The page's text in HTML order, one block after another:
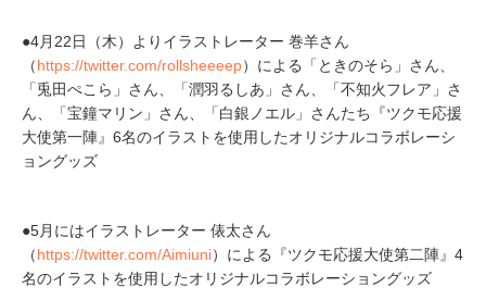
●4月22日（木）よりイラストレーター 巻羊さん
（https://twitter.com/rollsheeeep）による「ときのそら」さん、
「兎田ぺこら」さん、「潤羽るしあ」さん、「不知火フレア」さ
ん、「宝鐘マリン」さん、「白銀ノエル」さんたち『ツクモ応援
大使第一陣』6名のイラストを使用したオリジナルコラボレーシ
ョングッズ
●5月にはイラストレーター 俵太さん
（https://twitter.com/Aimiuni）による『ツクモ応援大使第二陣』4
名のイラストを使用したオリジナルコラボレーショングッズ